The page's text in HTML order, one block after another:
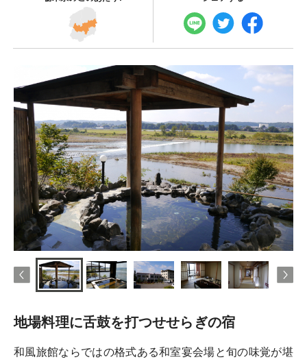
地場料理に舌鼓を打つせせらぎの宿
和風旅館ならではの格式ある和室宴会場と旬の味覚が堪